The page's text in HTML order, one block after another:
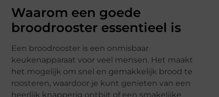
Waarom een goede
broodrooster essentieel is
Een broodrooster is een onmisbaar
keukenapparaat voor veel mensen. Het maakt
het mogelijk om snel en gemakkelijk brood te
roosteren, waardoor je kunt genieten van een
heerlijk knapperig ontbijt of een smakelijke